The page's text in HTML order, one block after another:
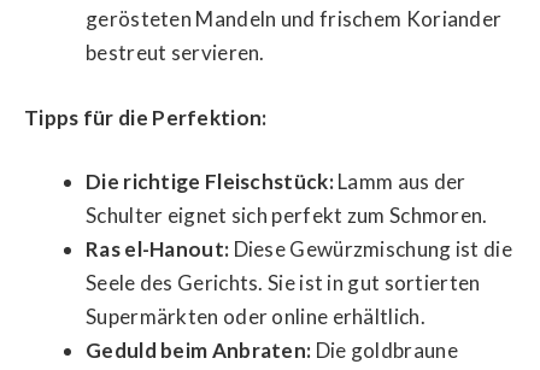
gerösteten Mandeln und frischem Koriander
bestreut servieren.
Tipps für die Perfektion:
Die richtige Fleischstück:Lamm aus der
Schulter eignet sich perfekt zum Schmoren.
Ras el-Hanout: Diese Gewürzmischung ist die
Seele des Gerichts. Sie ist in gut sortierten
Supermärkten oder online erhältlich.
Geduld beim Anbraten: Die goldbraune